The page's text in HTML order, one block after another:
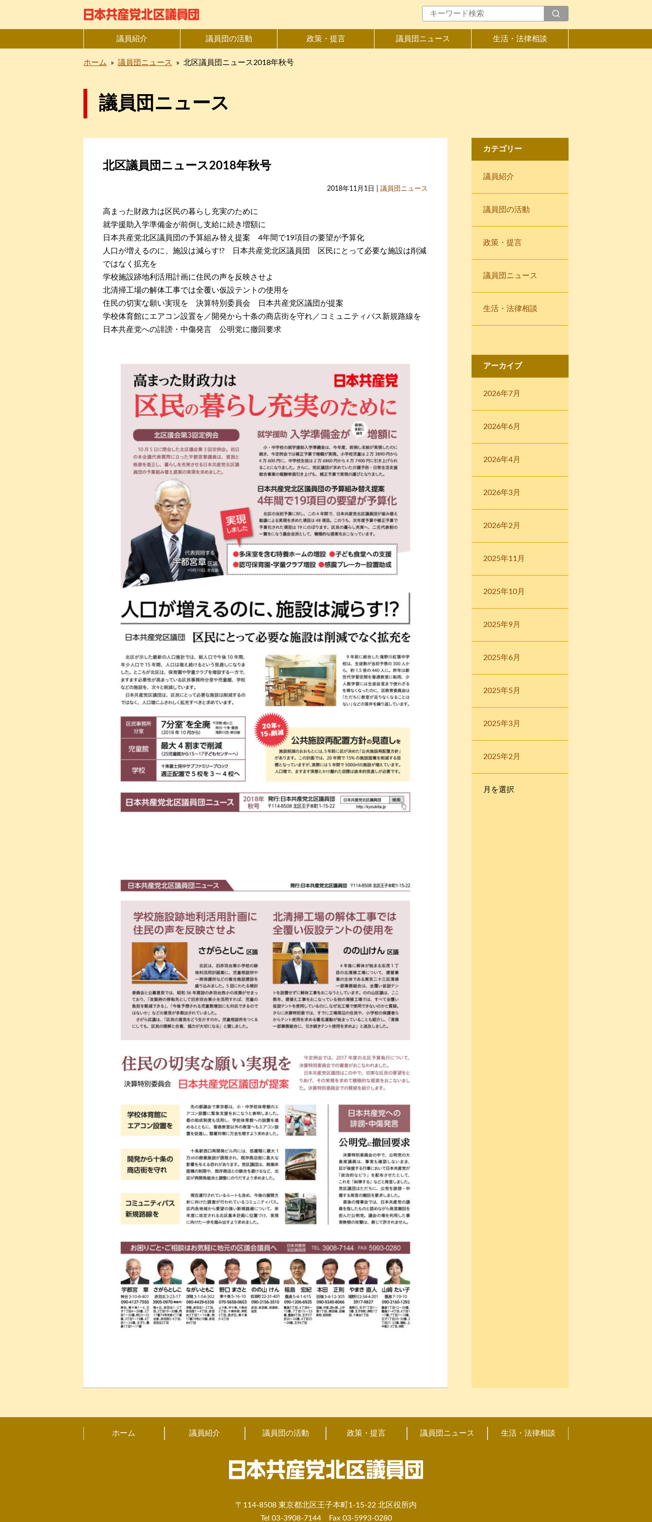
議員紹介 議員団の活動 政策・提言 議員団ニュース 生活・法律相談
ホーム » 議員団ニュース » 北区議員団ニュース2018年秋号
議員団ニュース
北区議員団ニュース2018年秋号
2018年11月1日 | 議員団ニュース
高まった財政力は区民の暮らし充実のために
就学援助入学準備金が前倒し支給に続き増額に
日本共産党北区議員団の予算組み替え提案 4年間で19項目の要望が予算化
人口が増えるのに、施設は減らす!? 日本共産党北区議員団 区民にとって必要な施設は削減
ではなく拡充を
学校施設跡地利活用計画に住民の声を反映させよ
北清掃工場の解体工事では全覆い仮設テントの使用を
住民の切実な願い実現を 決算特別委員会 日本共産党区議団が提案
学校体育館にエアコン設置を／開発から十条の商店街を守れ／コミュニティバス新規路線を
日本共産党への誹謗・中傷発言 公明党に撤回要求
カテゴリー
議員紹介
議員団の活動
政策・提言
議員団ニュース
生活・法律相談
アーカイブ
2026年7月
2026年6月
2026年4月
2026年3月
2026年2月
2025年11月
2025年10月
2025年9月
2025年6月
2025年5月
2025年3月
2025年2月
ホーム 議員紹介 議員団の活動 政策・提言 議員団ニュース 生活・法律相談
〒114-8508 東京都北区王子本町1-15-22 北区役所内
Tel 03-3908-7144 Fax 03-5993-0280